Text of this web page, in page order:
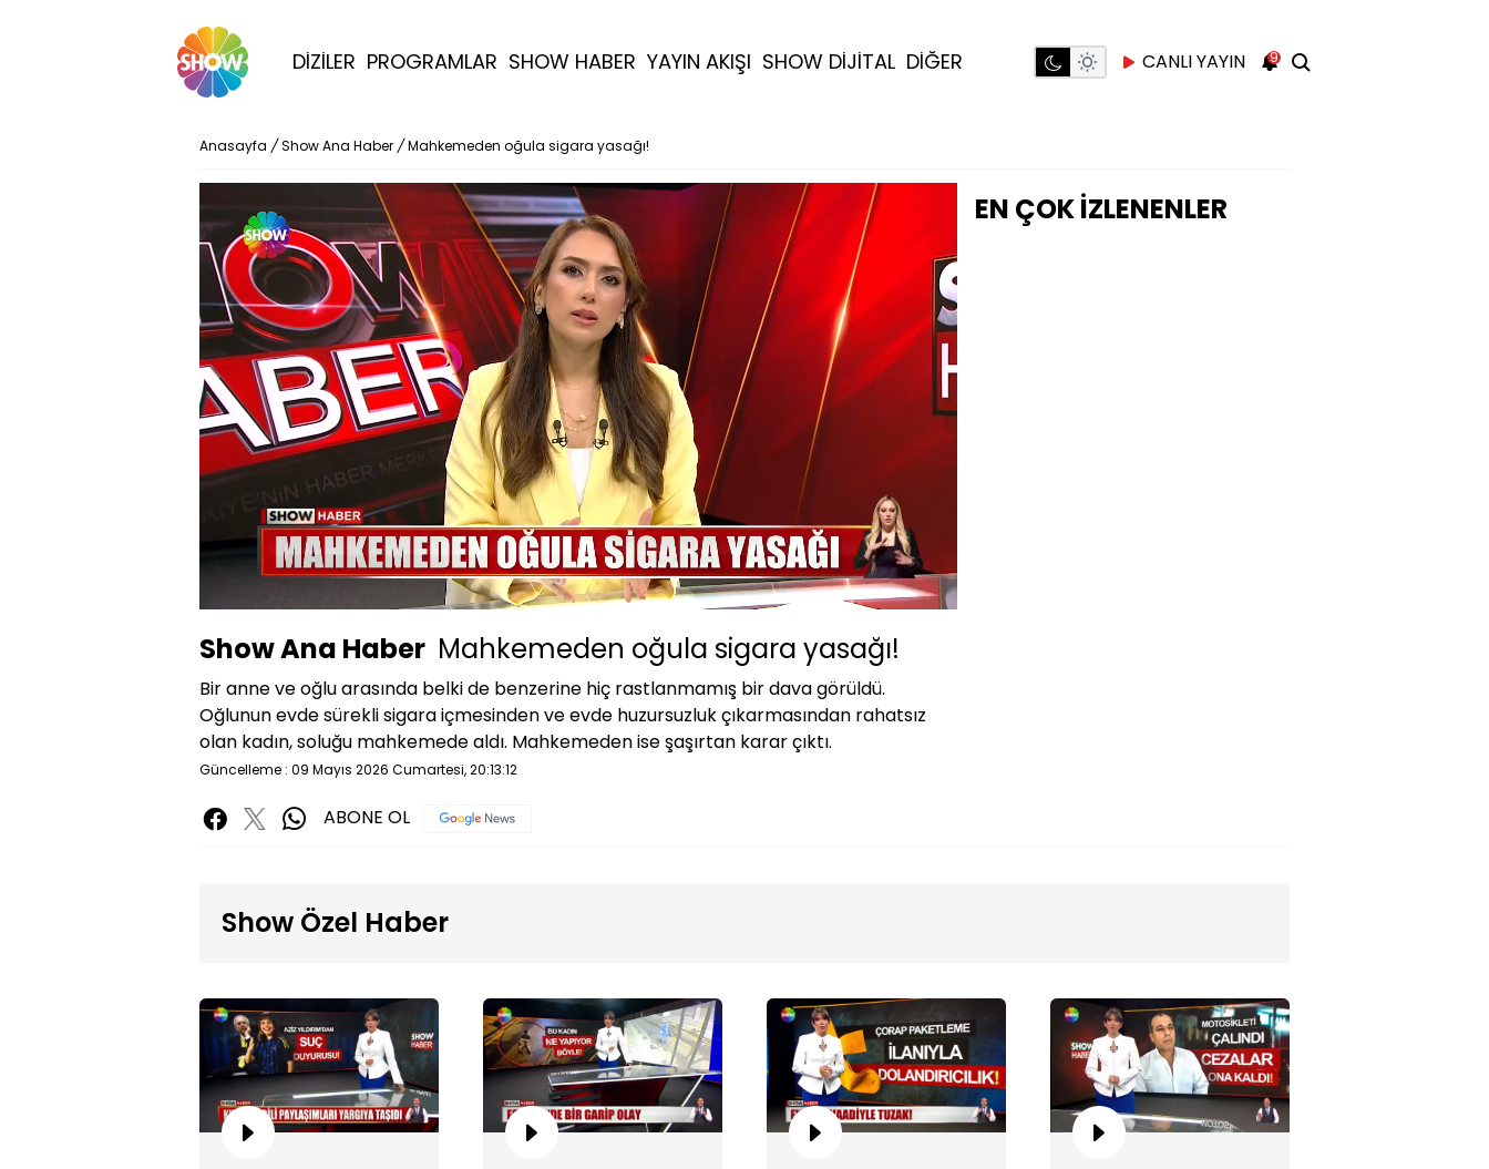
DİZİLER PROGRAMLAR SHOW HABER YAYIN AKIŞI SHOW DİJİTAL DİĞER CANLI YAYIN 9
Anasayfa / Show Ana Haber / Mahkemeden oğula sigara yasağı!
1080P
Yüklendi:
11.41%
Oynatma
Hızı
Show Ana Haber Mahkemeden oğula sigara yasağı!
Bir anne ve oğlu arasında belki de benzerine hiç rastlanmamış bir dava görüldü.
Oğlunun evde sürekli sigara içmesinden ve evde huzursuzluk çıkarmasından rahatsız
olan kadın, soluğu mahkemede aldı. Mahkemeden ise şaşırtan karar çıktı.
Güncelleme : 09 Mayıs 2026 Cumartesi, 20:13:12
ABONE OL
EN ÇOK İZLENENLER
Show Özel Haber